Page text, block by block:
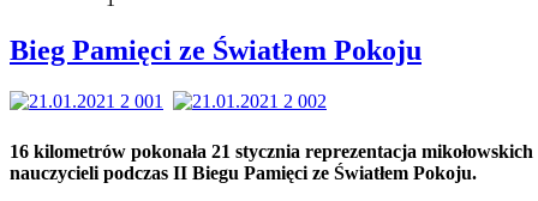
Bieg Pamięci ze Światłem Pokoju
16 kilometrów pokonała 21 stycznia reprezentacja mikołowskich
nauczycieli podczas II Biegu Pamięci ze Światłem Pokoju.